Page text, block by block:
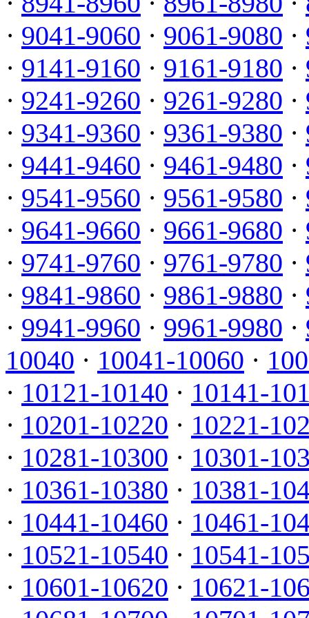
· 9041-9060 · 9061-9080 ·
· 9141-9160 · 9161-9180 ·
· 9241-9260 · 9261-9280 ·
· 9341-9360 · 9361-9380 ·
· 9441-9460 · 9461-9480 ·
· 9541-9560 · 9561-9580 ·
· 9641-9660 · 9661-9680 ·
· 9741-9760 · 9761-9780 ·
· 9841-9860 · 9861-9880 ·
· 9941-9960 · 9961-9980 ·
10040 · 10041-10060 ·
· 10121-10140 · 10141-
· 10201-10220 · 10221-
· 10281-10300 · 10301-
· 10361-10380 · 10381-
· 10441-10460 · 10461-
· 10521-10540 · 10541-
· 10601-10620 · 10621-